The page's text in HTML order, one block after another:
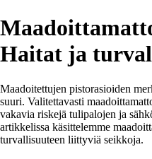
Haitat ja
Maadoitettujen pistorasioiden
suuri. Valitettavasti
vakavia riskejä tulipalojen ja
artikkelissa käsittelemme
turvallisuuteen liittyviä seikkoja.